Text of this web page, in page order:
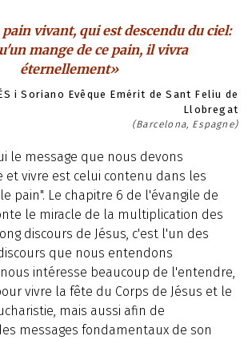
vivant, qui est descendu du ciel:
mange de ce pain, il vivra
éternellement»
i Soriano Evêque Emérit de Sant Feliu de
Llobregat
(Barcelona, Espagne)
le message que nous devons
et vivre est celui contenu dans les
pain". Le chapitre 6 de l'évangile de
le miracle de la multiplication des
discours de Jésus, c'est l'un des
que nous entendons
intéresse beaucoup de l'entendre,
vivre la fête du Corps de Jésus et le
mais aussi afin de
messages fondamentaux de son